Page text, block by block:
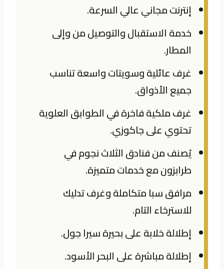
إنترنت مجاني عالي السرعة.
خدمة الاستقبال والتوصيل من وإلى
المطار.
غرف عائلية وسويتات واسعة تناسب
جميع الأذواق.
غرف ملكية فاخرة في الطوابق العلوية
تحتوي على جاكوزي.
يُصنف من فنادق الثلاث نجوم في
طرابزون مع خدمات متميزة.
مرافق سبا متكاملة وغرف تدليك
للاسترخاء التام.
إطلالة خلابة على بحيرة سيرا جول.
إطلالة مباشرة على البحر الأسود.